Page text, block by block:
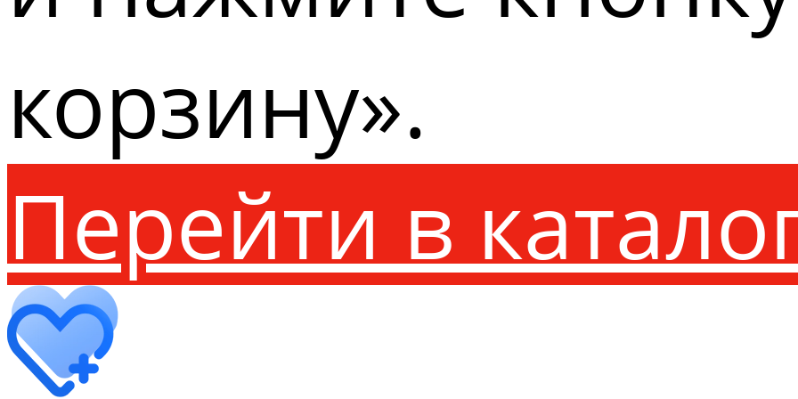
корзину».
Перейти в